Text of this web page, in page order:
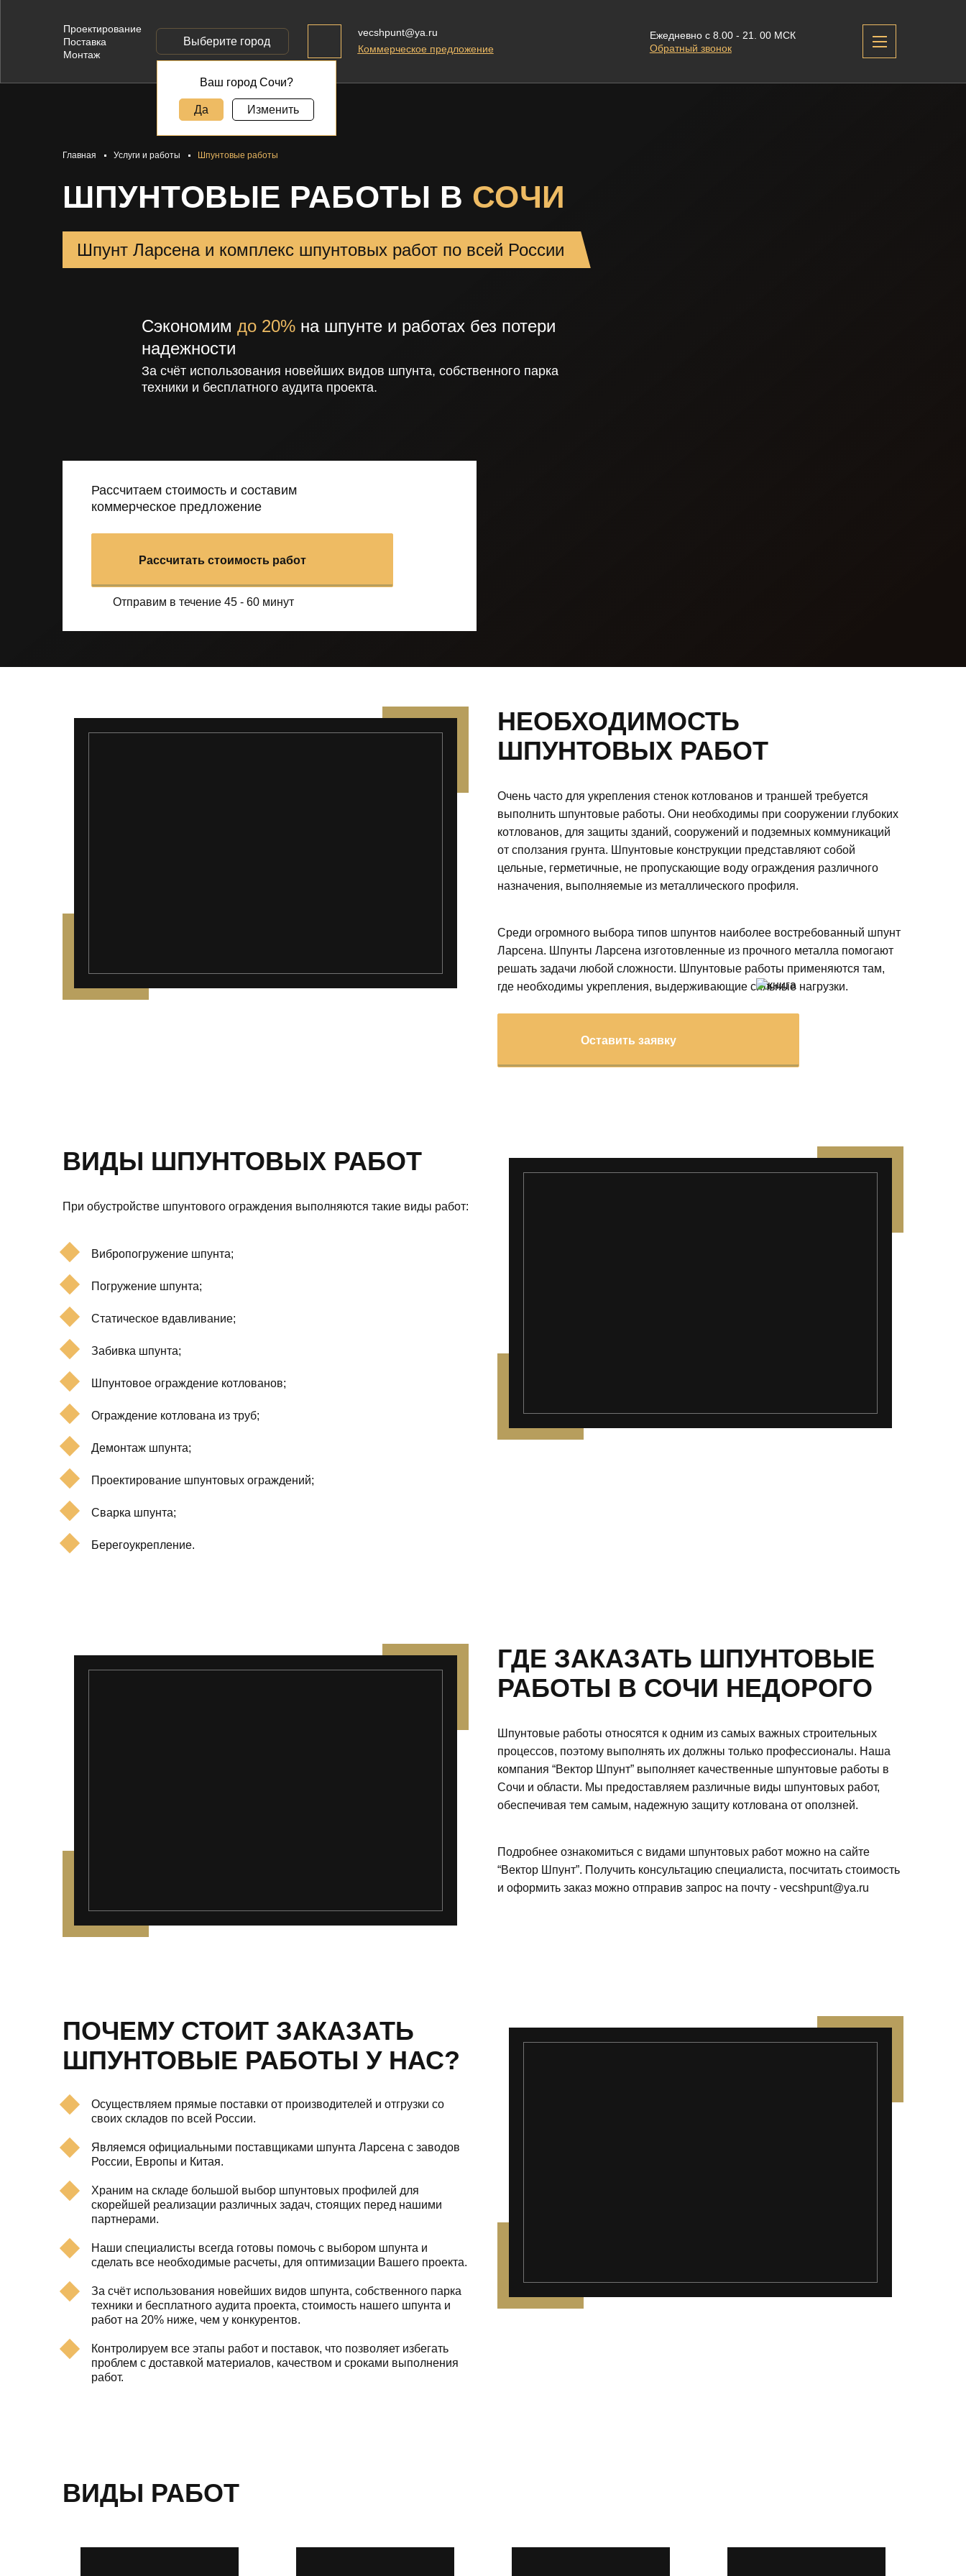
vecshpunt@ya.ru
Коммерческое предложение
Ежедневно с 8.00 - 21. 00 МСК
Обратный звонок
Проектирование
Поставка
Монтаж
Выберите город
Ваш город Сочи?
Да Изменить
Главная Услуги и работы Шпунтовые работы
ШПУНТОВЫЕ РАБОТЫ В СОЧИ
Шпунт Ларсена и комплекс шпунтовых работ по всей России
Сэкономим до 20% на шпунте и работах без потери
надежности
За счёт использования новейших видов шпунта, собственного парка
техники и бесплатного аудита проекта.
Рассчитаем стоимость и составим
коммерческое предложение
Рассчитать стоимость работ
Отправим в течение 45 - 60 минут
НЕОБХОДИМОСТЬ
ШПУНТОВЫХ РАБОТ
Очень часто для укрепления стенок котлованов и траншей требуется
выполнить шпунтовые работы. Они необходимы при сооружении глубоких
котлованов, для защиты зданий, сооружений и подземных коммуникаций
от сползания грунта. Шпунтовые конструкции представляют собой
цельные, герметичные, не пропускающие воду ограждения различного
назначения, выполняемые из металлического профиля.
Среди огромного выбора типов шпунтов наиболее востребованный шпунт
Ларсена. Шпунты Ларсена изготовленные из прочного металла помогают
решать задачи любой сложности. Шпунтовые работы применяются там,
где необходимы укрепления, выдерживающие сильные нагрузки.
Оставить заявку
ВИДЫ ШПУНТОВЫХ РАБОТ
При обустройстве шпунтового ограждения выполняются такие виды работ:
Вибропогружение шпунта;
Погружение шпунта;
Статическое вдавливание;
Забивка шпунта;
Шпунтовое ограждение котлованов;
Ограждение котлована из труб;
Демонтаж шпунта;
Проектирование шпунтовых ограждений;
Сварка шпунта;
Берегоукрепление.
ГДЕ ЗАКАЗАТЬ ШПУНТОВЫЕ
РАБОТЫ В СОЧИ НЕДОРОГО
Шпунтовые работы относятся к одним из самых важных строительных
процессов, поэтому выполнять их должны только профессионалы. Наша
компания “Вектор Шпунт” выполняет качественные шпунтовые работы в
Сочи и области. Мы предоставляем различные виды шпунтовых работ,
обеспечивая тем самым, надежную защиту котлована от оползней.
Подробнее ознакомиться с видами шпунтовых работ можно на сайте
“Вектор Шпунт”. Получить консультацию специалиста, посчитать стоимость
и оформить заказ можно отправив запрос на почту - vecshpunt@ya.ru
ПОЧЕМУ СТОИТ ЗАКАЗАТЬ
ШПУНТОВЫЕ РАБОТЫ У НАС?
Осуществляем прямые поставки от производителей и отгрузки со
своих складов по всей России.
Являемся официальными поставщиками шпунта Ларсена с заводов
России, Европы и Китая.
Храним на складе большой выбор шпунтовых профилей для
скорейшей реализации различных задач, стоящих перед нашими
партнерами.
Наши специалисты всегда готовы помочь с выбором шпунта и
сделать все необходимые расчеты, для оптимизации Вашего проекта.
За счёт использования новейших видов шпунта, собственного парка
техники и бесплатного аудита проекта, стоимость нашего шпунта и
работ на 20% ниже, чем у конкурентов.
Контролируем все этапы работ и поставок, что позволяет избегать
проблем с доставкой материалов, качеством и сроками выполнения
работ.
ВИДЫ РАБОТ